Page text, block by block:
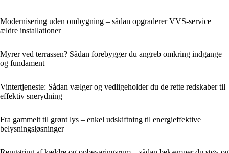
Modernisering uden ombygning – sådan opgraderer VVS-service
ældre installationer
Myrer ved terrassen? Sådan forebygger du angreb omkring indgange
og fundament
Vintertjeneste: Sådan vælger og vedligeholder du de rette redskaber til
effektiv snerydning
Fra gammelt til grønt lys – enkel udskiftning til energieffektive
belysningsløsninger